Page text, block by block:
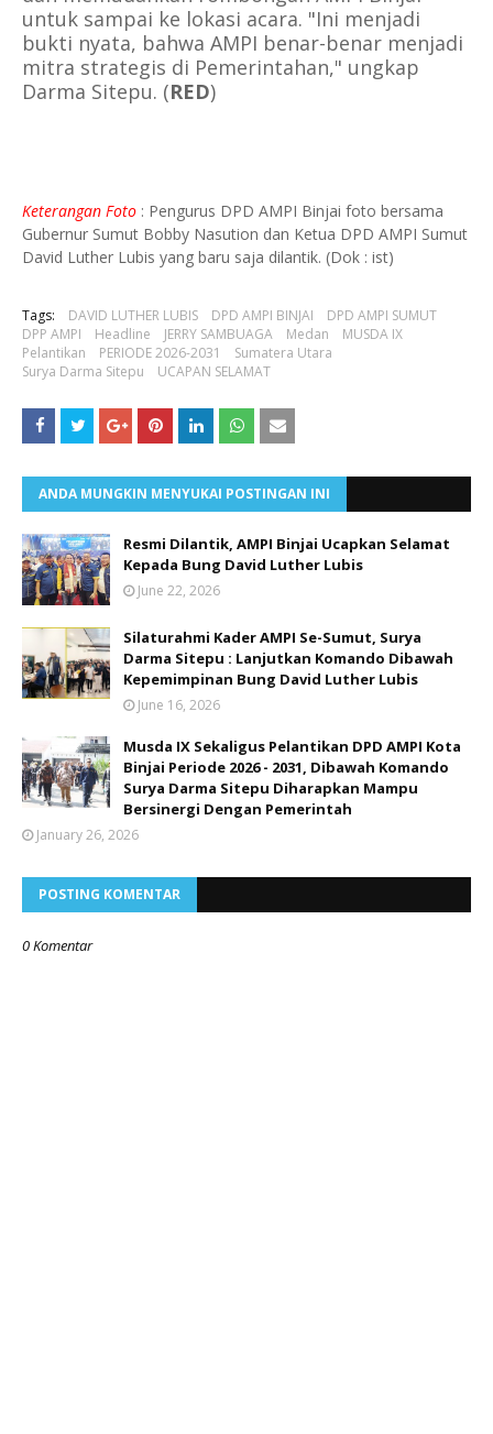
untuk sampai ke lokasi acara. "Ini menjadi
bukti nyata, bahwa AMPI benar-benar menjadi
mitra strategis di Pemerintahan," ungkap
Darma Sitepu. (RED)
Keterangan Foto : Pengurus DPD AMPI Binjai foto bersama
Gubernur Sumut Bobby Nasution dan Ketua DPD AMPI Sumut
David Luther Lubis yang baru saja dilantik. (Dok : ist)
Tags: DAVID LUTHER LUBIS DPD AMPI BINJAI
DPD AMPI SUMUT
DPP AMPI
Headline JERRY SAMBUAGA Medan
MUSDA IX
Pelantikan
PERIODE 2026-2031
Sumatera Utara
Surya Darma Sitepu
UCAPAN SELAMAT
ANDA MUNGKIN MENYUKAI POSTINGAN INI
Resmi Dilantik, AMPI Binjai Ucapkan Selamat
Kepada Bung David Luther Lubis
June 22, 2026
Silaturahmi Kader AMPI Se-Sumut, Surya
Darma Sitepu : Lanjutkan Komando Dibawah
Kepemimpinan Bung David Luther Lubis
June 16, 2026
Musda IX Sekaligus Pelantikan DPD AMPI Kota
Binjai Periode 2026 - 2031, Dibawah Komando
Surya Darma Sitepu Diharapkan Mampu
Bersinergi Dengan Pemerintah
January 26, 2026
POSTING KOMENTAR
0 Komentar